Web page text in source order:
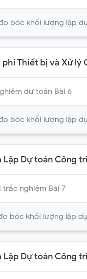
bóc khối lượng lập
Thiết bị và Xử lý
dự toán Bài 6
bóc khối lượng lập
Dự toán Công
nghiệm Bài 7
bóc khối lượng lập
Dự toán Công